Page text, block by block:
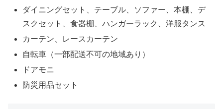
ダイニングセット、テーブル、ソファー、本棚、デ
スクセット、食器棚、ハンガーラック、洋服タンス
カーテン、レースカーテン
自転車（一部配送不可の地域あり）
ドアモニ
防災用品セット